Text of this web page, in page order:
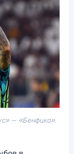
— «Бенфика».